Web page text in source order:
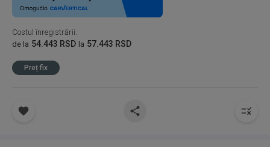
Costul înregistrării:
de la 54.443 RSD la 57.443 RSD
Preț fix